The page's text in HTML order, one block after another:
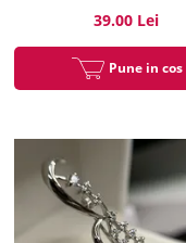
39.00 Lei
Pune in cos